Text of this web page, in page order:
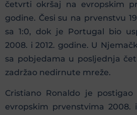
četvrti okršaj na evropskim
godine. Česi su na prvenstvu
sa 1:0, dok je Portugal bio
2008. i 2012. godine. U
sa pobjedama u posljednja
zadržao nedirnute mreže.
Cristiano Ronaldo je
evropskim prvenstvima 2008.